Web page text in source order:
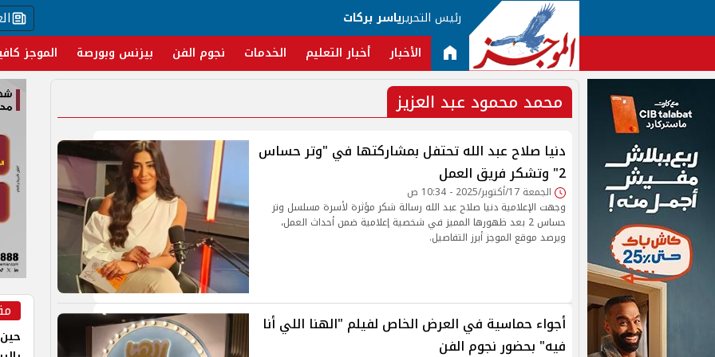
رئيس التحريرياسر بركات
الأخبار أخبار التعليم الخدمات نجوم الفن بيزنس وبورصة الموجز
محمد محمود عبد العزيز
دنيا صلاح عبد الله تحتفل بمشاركتها في "وتر حساس
2" وتشكر فريق العمل
الجمعة 17/أكتوبر/2025 - 10:34 ص
وجهت الإعلامية دنيا صلاح عبد الله رسالة شكر مؤثرة لأسرة مسلسل وتر
حساس 2 بعد ظهورها المميز في شخصية إعلامية ضمن أحداث العمل،
ويرصد موقع الموجز أبرز التفاصيل.
أجواء حماسية في العرض الخاص لفيلم "الهنا اللي أنا
فيه" بحضور نجوم الفن